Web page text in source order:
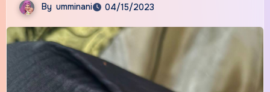
By umminani 04/15/2023